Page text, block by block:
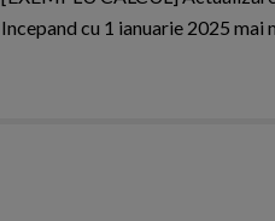
Incepand cu 1 ianuarie 2025